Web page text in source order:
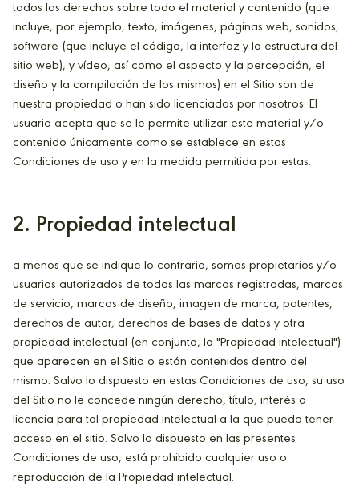
todos los derechos sobre todo el material y contenido (que
incluye, por ejemplo, texto, imágenes, páginas web, sonidos,
software (que incluye el código, la interfaz y la estructura del
sitio web), y vídeo, así como el aspecto y la percepción, el
diseño y la compilación de los mismos) en el Sitio son de
nuestra propiedad o han sido licenciados por nosotros. El
usuario acepta que se le permite utilizar este material y/o
contenido únicamente como se establece en estas
Condiciones de uso y en la medida permitida por estas.
2. Propiedad intelectual
a menos que se indique lo contrario, somos propietarios y/o
usuarios autorizados de todas las marcas registradas, marcas
de servicio, marcas de diseño, imagen de marca, patentes,
derechos de autor, derechos de bases de datos y otra
propiedad intelectual (en conjunto, la "Propiedad intelectual")
que aparecen en el Sitio o están contenidos dentro del
mismo. Salvo lo dispuesto en estas Condiciones de uso, su uso
del Sitio no le concede ningún derecho, título, interés o
licencia para tal propiedad intelectual a la que pueda tener
acceso en el sitio. Salvo lo dispuesto en las presentes
Condiciones de uso, está prohibido cualquier uso o
reproducción de la Propiedad intelectual.